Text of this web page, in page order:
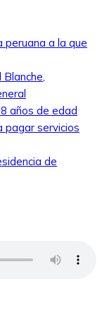
peruana a la que
Blanche,
años de edad
pagar servicios
de